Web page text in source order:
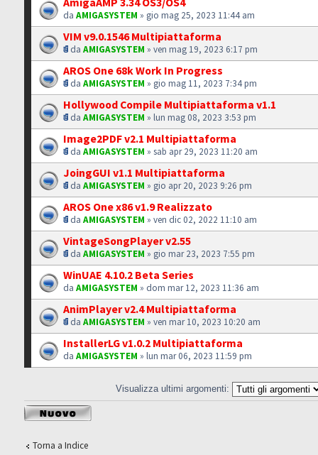
daAMIGASYSTEM » gio mag 25, 2023 11:44 am
VIM v9.0.1546 Multipiattaforma
daAMIGASYSTEM » ven mag 19, 2023 6:17 pm
AROS One 68k Work In Progress
daAMIGASYSTEM » gio mag 11, 2023 7:34 pm
Hollywood Compile Multipiattaforma v1.1
daAMIGASYSTEM » lun mag 08, 2023 3:53 pm
Image2PDF v2.1 Multipiattaforma
daAMIGASYSTEM » sab apr 29, 2023 11:20 am
JoingGUI v1.1 Multipiattaforma
daAMIGASYSTEM » gio apr 20, 2023 9:26 pm
AROS One x86 v1.9 Realizzato
daAMIGASYSTEM » ven dic 02, 2022 11:10 am
VintageSongPlayer v2.55
daAMIGASYSTEM » gio mar 23, 2023 7:55 pm
WinUAE 4.10.2 Beta Series
daAMIGASYSTEM » dom mar 12, 2023 11:36 am
AnimPlayer v2.4 Multipiattaforma
daAMIGASYSTEM » ven mar 10, 2023 10:20 am
InstallerLG v1.0.2 Multipiattaforma
daAMIGASYSTEM » lun mar 06, 2023 11:59 pm
Visualizza ultimi argomenti:
Scrivi un nuovo
argomento
Torna a Indice